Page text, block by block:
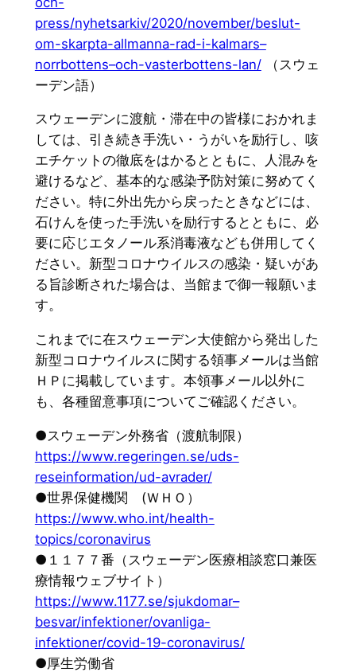
press/nyhetsarkiv/2020/november/beslut-
om-skarpta-allmanna-rad-i-kalmars–
norrbottens–och-vasterbottens-lan/（スウェ
ーデン語）
スウェーデンに渡航・滞在中の皆様におかれま
しては、引き続き手洗い・うがいを励行し、咳
エチケットの徹底をはかるとともに、人混みを
避けるなど、基本的な感染予防対策に努めてく
ださい。特に外出先から戻ったときなどには、
石けんを使った手洗いを励行するとともに、必
要に応じエタノール系消毒液なども併用してく
ださい。新型コロナウイルスの感染・疑いがあ
る旨診断された場合は、当館まで御一報願いま
す。
これまでに在スウェーデン大使館から発出した
新型コロナウイルスに関する領事メールは当館
ＨＰに掲載しています。本領事メール以外に
も、各種留意事項についてご確認ください。
●スウェーデン外務省（渡航制限）
https://www.regeringen.se/uds-
reseinformation/ud-avrader/
●世界保健機関 (ＷＨＯ）
https://www.who.int/health-
topics/coronavirus
●１１７７番（スウェーデン医療相談窓口兼医
療情報ウェブサイト）
https://www.1177.se/sjukdomar–
besvar/infektioner/ovanliga-
infektioner/covid-19-coronavirus/
●厚生労働省